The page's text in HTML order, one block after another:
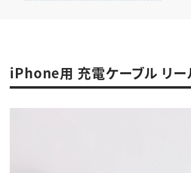
iPhone用 充電ケーブル リー